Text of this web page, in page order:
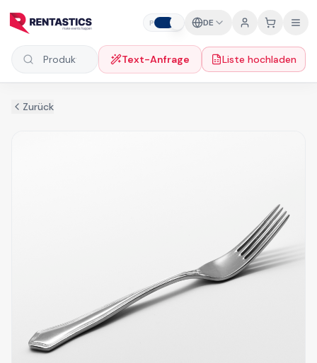
P DE
Produkte suchen Text-Anfrage Liste hochladen
Zurück